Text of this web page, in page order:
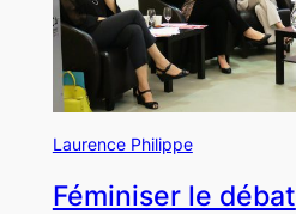
Laurence Philippe
Féminiser le débat